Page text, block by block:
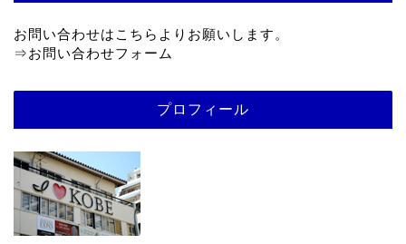
お問い合わせはこちらよりお願いします。
⇒お問い合わせフォーム
プロフィール